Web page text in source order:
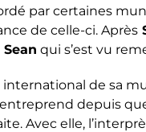
par certaines
de celle-ci. Après
Sean qui s’est vu
de sa
entreprend depuis
Avec elle,